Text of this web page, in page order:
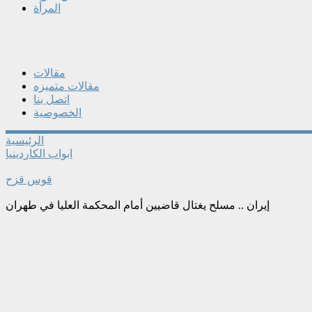
المرأة
مقالات
مقالات متميزه
اتصل بنا
الخصوصية
الرئيسية
ابواب الكاردينيا
قوس قزح
إيران .. مسلح يغتال قاضيين أمام المحكمة العليا في طهران